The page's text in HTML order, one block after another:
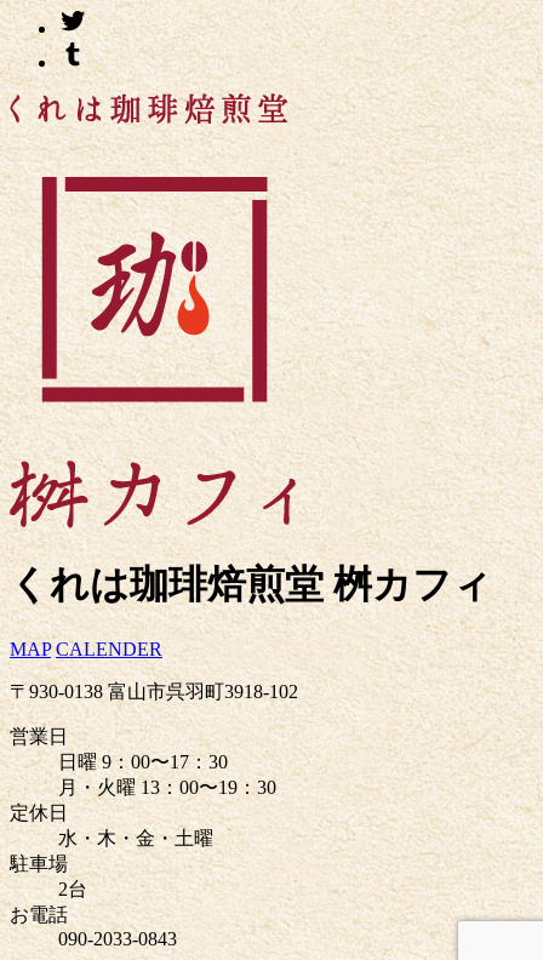
くれは珈琲焙煎堂 桝カフィ
MAP CALENDER
〒930-0138 富山市呉羽町3918-102
営業日
日曜 9：00〜17：30
月・火曜 13：00〜19：30
定休日
水・木・金・土曜
駐車場
2台
お電話
090-2033-0843